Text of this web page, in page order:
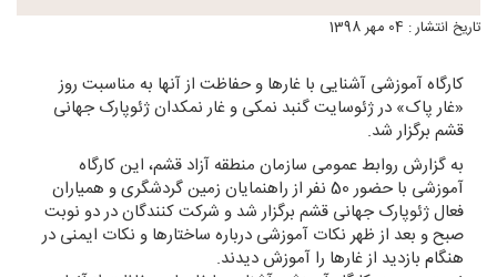
تاریخ انتشار : 04 مهر 1398
کارگاه آموزشی آشنایی با غارها و حفاظت از آنها به مناسبت روز
«غار پاک» در ژئوسایت گنبد نمکی و غار نمکدان ژئوپارک جهانی
قشم برگزار شد.
به گزارش روابط عمومی سازمان منطقه آزاد قشم، این کارگاه
آموزشی با حضور 50 نفر از راهنمایان زمین گردشگری و همیاران
فعال ژئوپارک جهانی قشم برگزار شد و شرکت کنندگان در دو نوبت
صبح و بعد از ظهر نکات آموزشی درباره ساختارها و نکات ایمنی در
هنگام بازدید از غارها را آموزش دیدند.